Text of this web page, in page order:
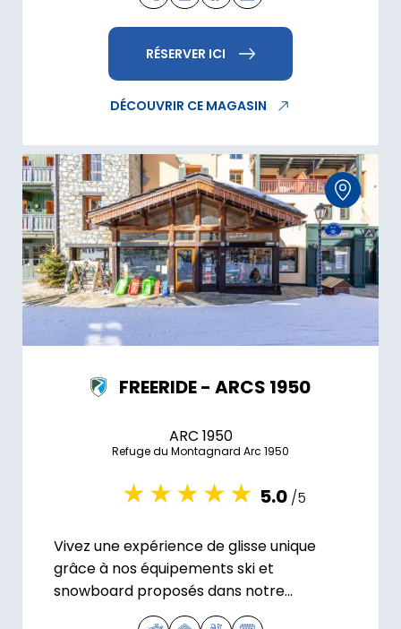
RÉSERVER ICI
DÉCOUVRIR CE MAGASIN
FREERIDE - ARCS 1950
ARC 1950
Refuge du Montagnard Arc 1950
5.0 /5
Vivez une expérience de glisse unique
grâce à nos équipements ski et
snowboard proposés dans notre
magasin Freeride 1950.